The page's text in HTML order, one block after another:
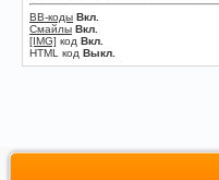
BB-коды Вкл.
Смайлы Вкл.
[IMG] код Вкл.
HTML код Выкл.